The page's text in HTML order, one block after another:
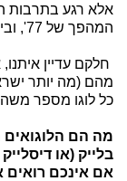
אלא רגע בתרבות
המהפך של 77', ובין אם זו להקת מחול מעוררת גאווה עולמית.
חלקם עדיין
מהם (מה יותר
כל לוגו מספר
מה הם הלוגואים
בלייק (או
אם אינכם